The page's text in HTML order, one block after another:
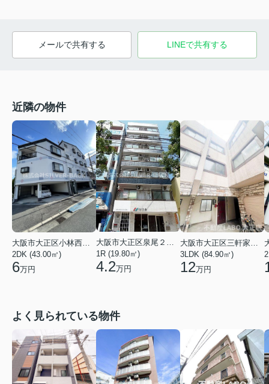
メールで共有する LINEで共有する
近隣の物件
大阪市大正区小林西２丁目
2DK (43.00㎡)
6万円
大阪市大正区泉尾２丁目
1R (19.80㎡)
4.2万円
大阪市大正区三軒家東４丁目
3LDK (84.90㎡)
12万円
よく見られている物件